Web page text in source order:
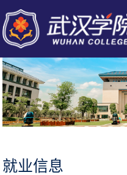
就业信息